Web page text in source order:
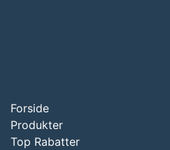
Forside
Produkter
Top Rabatter